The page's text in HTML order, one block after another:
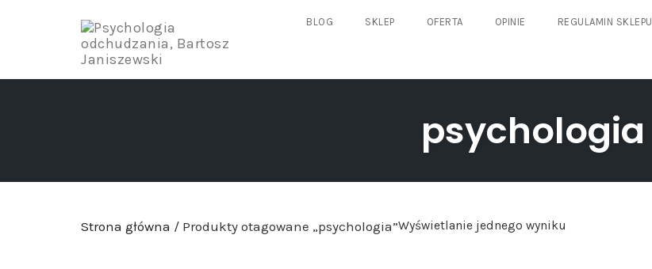
BLOG SKLEP OFERTA OPINIE REGULAMIN SKLEPU
psychologia
Strona główna / Produkty otagowane „psychologia”Wyświetlanie jednego wyniku